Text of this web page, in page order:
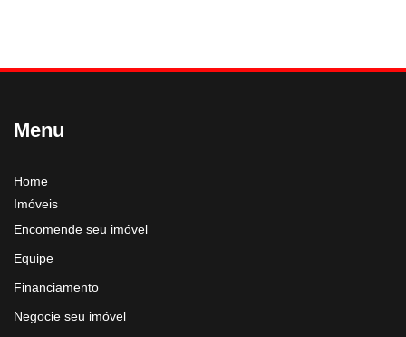
Menu
Home
Imóveis
Encomende seu imóvel
Equipe
Financiamento
Negocie seu imóvel